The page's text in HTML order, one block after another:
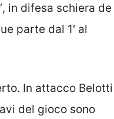
in difesa schiera de
parte dal 1′ al
In attacco Belotti
del gioco sono